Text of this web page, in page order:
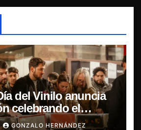
del Vinilo anuncia
celebrando el
7″ fabricado en Chile
GONZALO HERNÁNDEZ